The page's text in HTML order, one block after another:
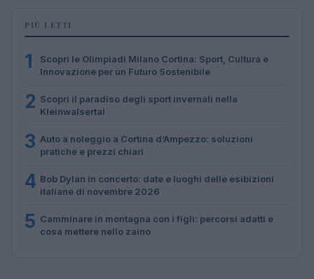
PIÙ LETTI
1
Scopri le Olimpiadi Milano Cortina: Sport, Cultura e
Innovazione per un Futuro Sostenibile
2 Scopri il paradiso degli sport invernali nella
Kleinwalsertal
3 Auto a noleggio a Cortina d’Ampezzo: soluzioni
pratiche e prezzi chiari
4 Bob Dylan in concerto: date e luoghi delle esibizioni
italiane di novembre 2026
5 Camminare in montagna con i figli: percorsi adatti e
cosa mettere nello zaino